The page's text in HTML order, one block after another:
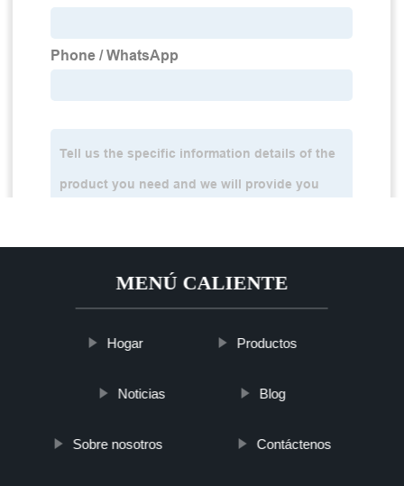
MENÚ CALIENTE
Hogar Productos
Noticias Blog
Sobre nosotros Contáctenos